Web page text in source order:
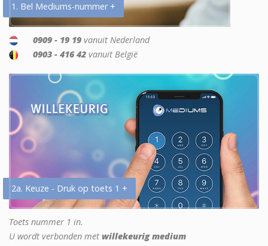
1. Bel Mediums-nummer +
0909 - 19 19 vanuit Nederland
0903 - 416 42 vanuit België
2a. Keuze - Druk op toets 1 +
Toets nummer 1 in.
U wordt verbonden met willekeurig medium